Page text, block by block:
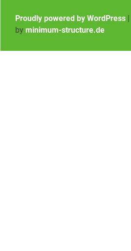
Proudly powered by WordPress |
by minimum-structure.de